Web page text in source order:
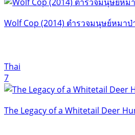
Wolf Cop (2014) ตำรวจมนุษย์หมาป่
Thai
7
The Legacy of a Whitetail Deer